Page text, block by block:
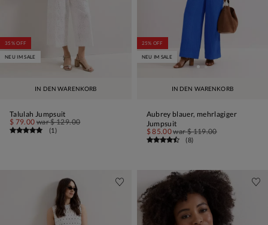
IN DEN WARENKORB
35% OFF
NEU IM SALE
Talulah Jumpsuit
$ 79.00 war$ 129.00
(1)
IN DEN WARENKORB
25% OFF
NEU IM SALE
Aubrey blauer, mehrlagiger
Jumpsuit
$ 85.00war$ 119.00
(8)